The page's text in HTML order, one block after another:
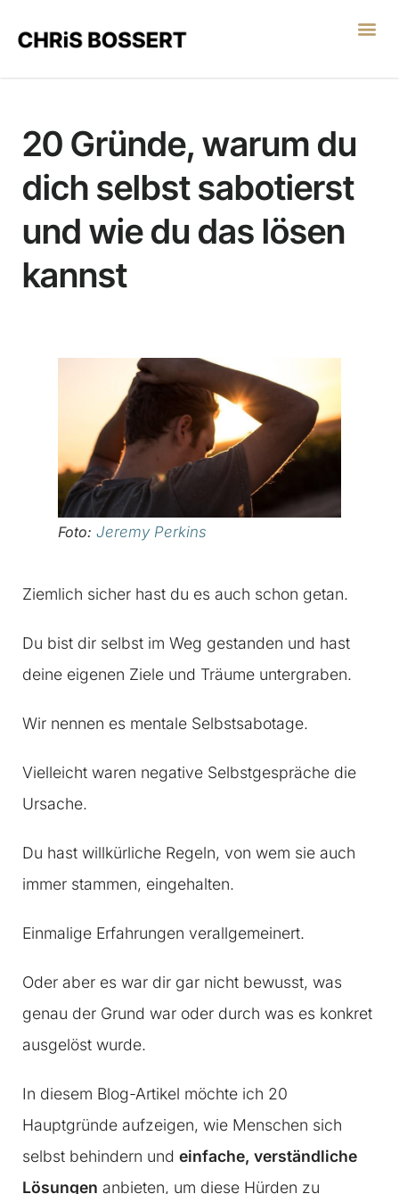
20 Gründe, warum du
dich selbst sabotierst
und wie du das lösen
kannst
Foto: Jeremy Perkins
Ziemlich sicher hast du es auch schon getan.
Du bist dir selbst im Weg gestanden und hast
deine eigenen Ziele und Träume untergraben.
Wir nennen es mentale Selbstsabotage.
Vielleicht waren negative Selbstgespräche die
Ursache.
Du hast willkürliche Regeln, von wem sie auch
immer stammen, eingehalten.
Einmalige Erfahrungen verallgemeinert.
Oder aber es war dir gar nicht bewusst, was
genau der Grund war oder durch was es konkret
ausgelöst wurde.
In diesem Blog-Artikel möchte ich 20
Hauptgründe aufzeigen, wie Menschen sich
selbst behindern und einfache, verständliche
Lösungen anbieten, um diese Hürden zu